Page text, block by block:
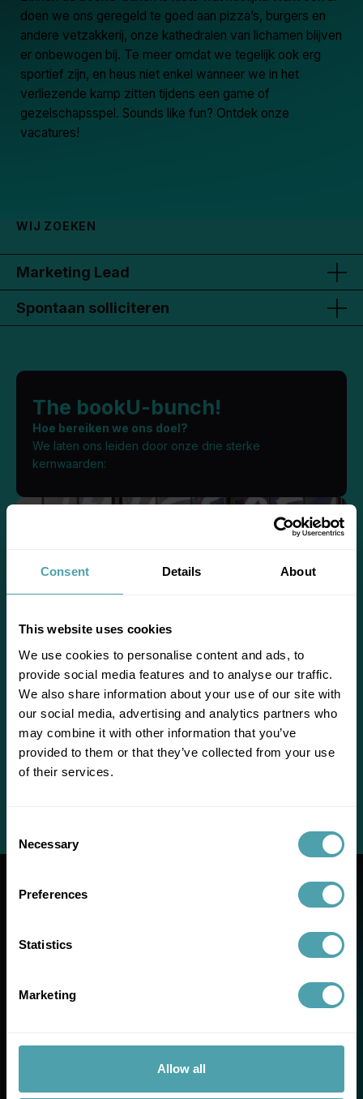
Consent Details About
This website uses cookies
We use cookies to personalise content and ads, to
provide social media features and to analyse our traffic.
We also share information about your use of our site with
our social media, advertising and analytics partners who
may combine it with other information that you’ve
provided to them or that they’ve collected from your use
of their services.
Selection
Necessary
Preferences
Statistics
Marketing
Allow all
doen we ons geregeld te goed aan pizza’s, burgers en
andere vetzakkerij, onze kathedralen van lichamen blijven
er onbewogen bij. Te meer omdat we tegelijk ook erg
sportief zijn, en heus niet enkel wanneer we in het
verliezende kamp zitten tijdens een game of
gezelschapsspel. Sounds like fun? Ontdek onze
vacatures!
WIJ ZOEKEN
Marketing Lead
Spontaan solliciteren
The bookU-bunch!
Hoe bereiken we ons doel?
We laten ons leiden door onze drie sterke
kernwaarden:
Transparantie
Betrokkenheid
Ownership